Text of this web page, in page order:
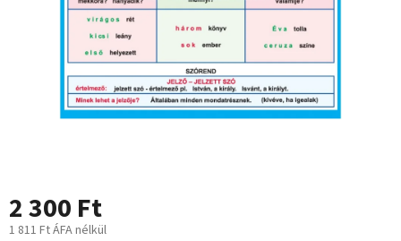
2 300 Ft
1 811 Ft ÁFA nélkül